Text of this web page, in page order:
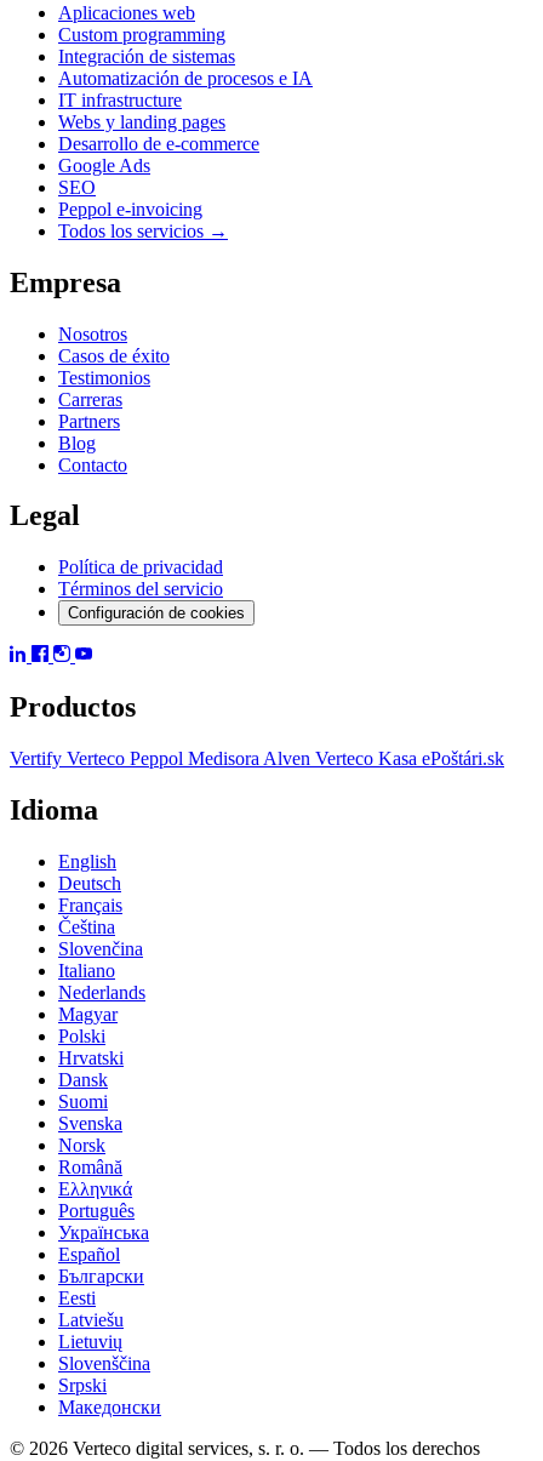
Aplicaciones web
Custom programming
Integración de sistemas
Automatización de procesos e IA
IT infrastructure
Webs y landing pages
Desarrollo de e-commerce
Google Ads
SEO
Peppol e-invoicing
Todos los servicios →
Empresa
Nosotros
Casos de éxito
Testimonios
Carreras
Partners
Blog
Contacto
Legal
Política de privacidad
Términos del servicio
Configuración de cookies
Productos
Vertify Verteco Peppol Medisora Alven Verteco Kasa ePoštári.sk
Idioma
English
Deutsch
Français
Čeština
Slovenčina
Italiano
Nederlands
Magyar
Polski
Hrvatski
Dansk
Suomi
Svenska
Norsk
Română
Ελληνικά
Português
Українська
Español
Български
Eesti
Latviešu
Lietuvių
Slovenščina
Srpski
Македонски
© 2026 Verteco digital services, s. r. o. — Todos los derechos